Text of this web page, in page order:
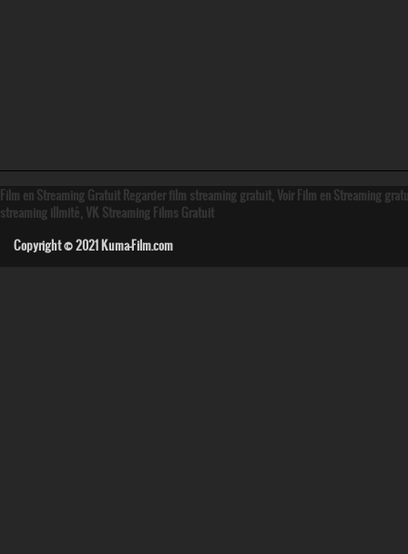
Film en Streaming Gratuit Regarder film streaming gratuit, Voir Film en Streaming
streaming illmité, VK Streaming Films Gratuit
Copyright © 2021Kuma-Film.com